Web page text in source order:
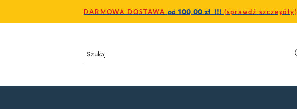
DARMOWA DOSTAWA od 100,00 zł !!! (sprawdź szczegóły)